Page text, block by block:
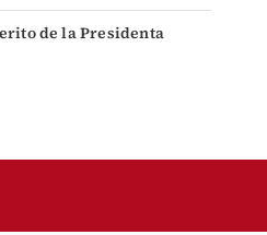
de la Presidenta